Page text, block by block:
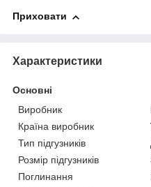
Приховати
Характеристики
Основні
Виробник
Країна виробник
Тип підгузників
Розмір підгузників
Поглинання